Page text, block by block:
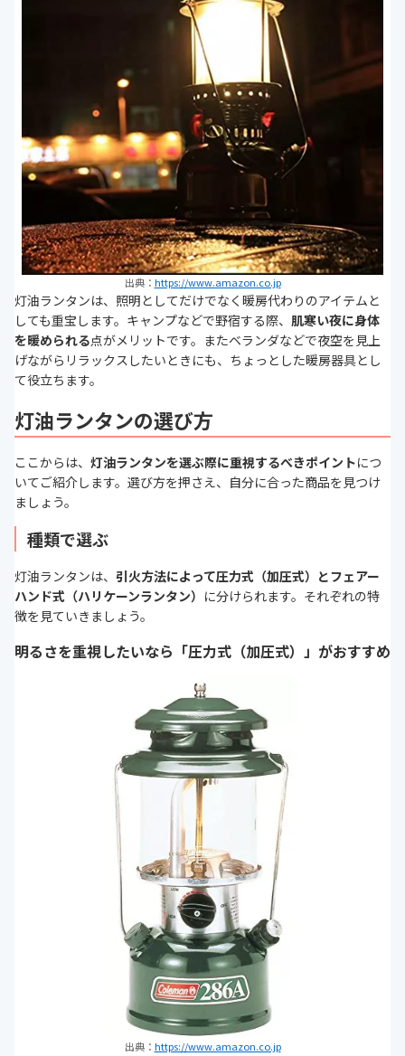
出典： https://www.amazon.co.jp
灯油ランタンは、照明としてだけでなく暖房代わりのアイテムと
しても重宝します。キャンプなどで野宿する際、 肌寒い夜に身体
を暖められる点がメリットです。またベランダなどで夜空を見上
げながらリラックスしたいときにも、ちょっとした暖房器具とし
て役立ちます。
灯油ランタンの選び方
ここからは、 灯油ランタンを選ぶ際に重視するべきポイントにつ
いてご紹介します。選び方を押さえ、自分に合った商品を見つけ
ましょう。
種類で選ぶ
灯油ランタンは、 引火方法によって圧力式（加圧式）とフェアー
ハンド式（ハリケーンランタン） に分けられます。それぞれの特
徴を見ていきましょう。
明るさを重視したいなら「圧力式（加圧式）」がおすすめ
出典： https://www.amazon.co.jp